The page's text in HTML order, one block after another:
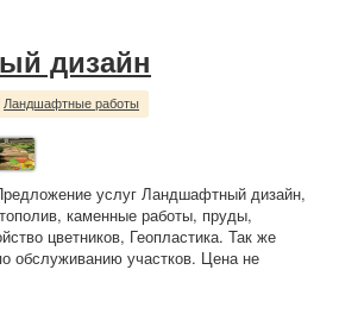
дизайн
Ландшафтные работы
услуг Ландшафтный дизайн,
каменные работы, пруды,
цветников, Геопластика. Так же
обслуживанию участков. Цена не